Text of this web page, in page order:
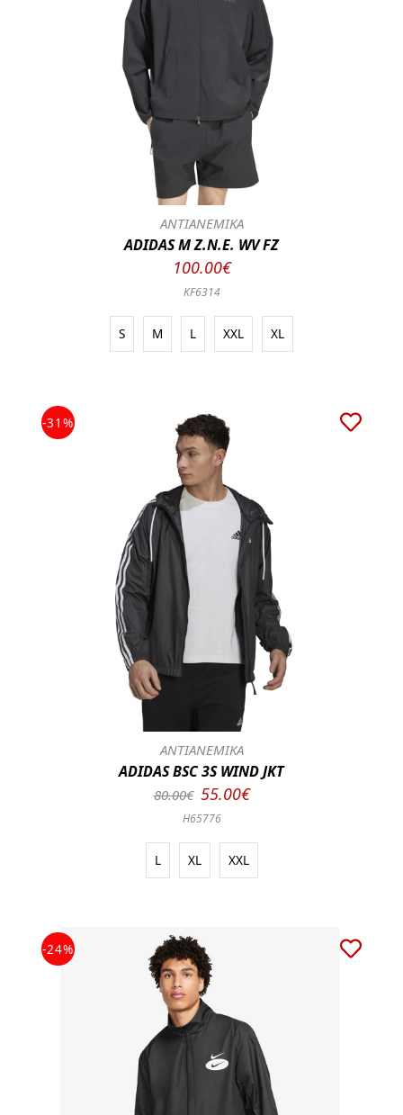
ΑΝΤΙΑΝΕΜΙΚΑ
ADIDAS M Z.N.E. WV FZ
100.00€
KF6314
S M L XXL XL
-31%
ΑΝΤΙΑΝΕΜΙΚΑ
ADIDAS BSC 3S WIND JKT
80.00€ 55.00€
H65776
L XL XXL
-24%